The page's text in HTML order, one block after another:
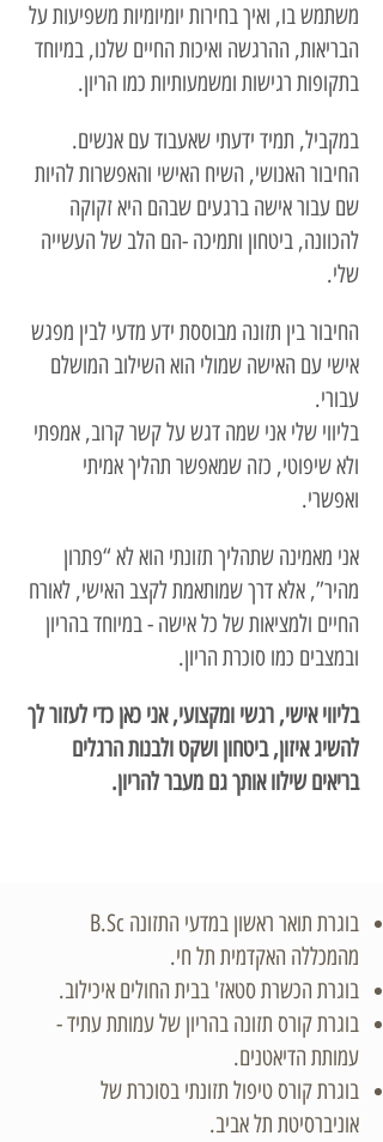
משתמש בו, ואיך בחירות יומיומיות משפיעות על
הבריאות, ההרגשה ואיכות החיים שלנו, במיוחד
בתקופות רגישות ומשמעותיות כמו הריון.
במקביל, תמיד ידעתי שאעבוד עם אנשים.
החיבור האנושי, השיח האישי והאפשרות להיות
שם עבור אישה ברגעים שבהם היא זקוקה
להכוונה, ביטחון ותמיכה -הם הלב של העשייה
שלי.
החיבור בין תזונה מבוססת ידע מדעי לבין מפגש
אישי עם האישה שמולי הוא השילוב המושלם
עבורי.
בליווי שלי אני שמה דגש על קשר קרוב, אמפתי
ולא שיפוטי, כזה שמאפשר תהליך אמיתי
ואפשרי.
אני מאמינה שתהליך תזונתי הוא לא “פתרון
מהיר”, אלא דרך שמותאמת לקצב האישי, לאורח
החיים ולמציאות של כל אישה - במיוחד בהריון
ובמצבים כמו סוכרת הריון.
בליווי אישי, רגשי ומקצועי, אני כאן כדי לעזור לך
להשיג איזון, ביטחון ושקט ולבנות הרגלים
בריאים שילוו אותך גם מעבר להריון.
בוגרת תואר ראשון במדעי התזונה B.Sc
מהמכללה האקדמית תל חי.
בוגרת הכשרת סטאז' בבית החולים איכילוב.
בוגרת קורס תזונה בהריון של עמותת עתיד -
עמותת הדיאטנים.
בוגרת קורס טיפול תזונתי בסוכרת של
אוניברסיטת תל אביב.